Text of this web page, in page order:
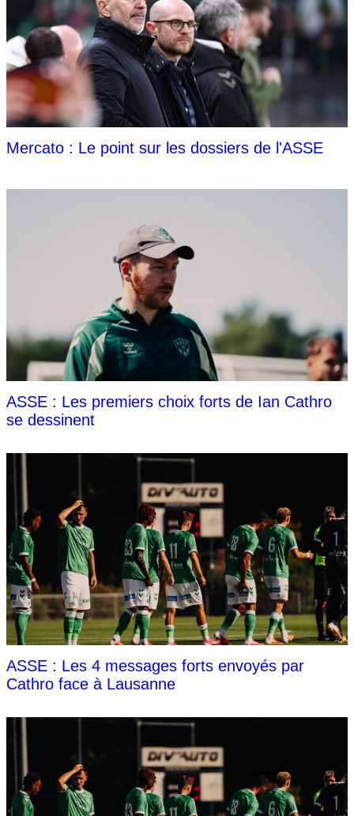
Mercato : Le point sur les dossiers de l'ASSE
ASSE : Les premiers choix forts de Ian Cathro
se dessinent
ASSE : Les 4 messages forts envoyés par
Cathro face à Lausanne